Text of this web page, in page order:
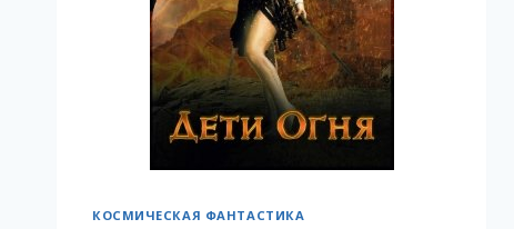
КОСМИЧЕСКАЯ ФАНТАСТИКА